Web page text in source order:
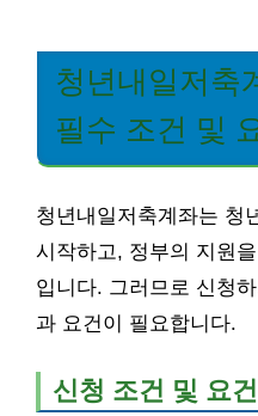
청년내일저축
필수 조건 및
청년내일저축계좌는 청
시작하고, 정부의 지원
입니다. 그러므로 신청
과 요건이 필요합니다.
신청 조건 및 요건